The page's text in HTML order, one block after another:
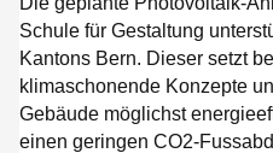
Schule für Gestaltung
Kantons Bern. Dieser setzt
klimaschonende Konzepte
Gebäude möglichst
einen geringen